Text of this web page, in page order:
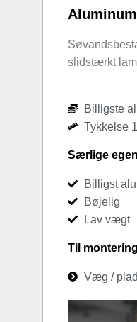
slidstærkt
Billigste
Tykkelse
Særlige
Billigst
Bøjelig
Lav vægt
Til
Væg /